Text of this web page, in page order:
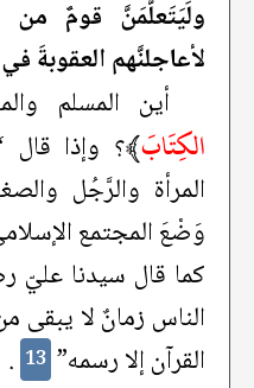
ولَيَتَعلَّمَنَّ قومٌ من
لأعاجلنَّهم العقوبةَ
أين المسلم
الكِتَابَ﴾؟ وإذا قال
المرأة والرَّجُل
وَضْعَ المجتمع
كما قال سيدنا عليّ
الناس زمانٌ لا يبقى
القرآن إلا رسمه” 13
.